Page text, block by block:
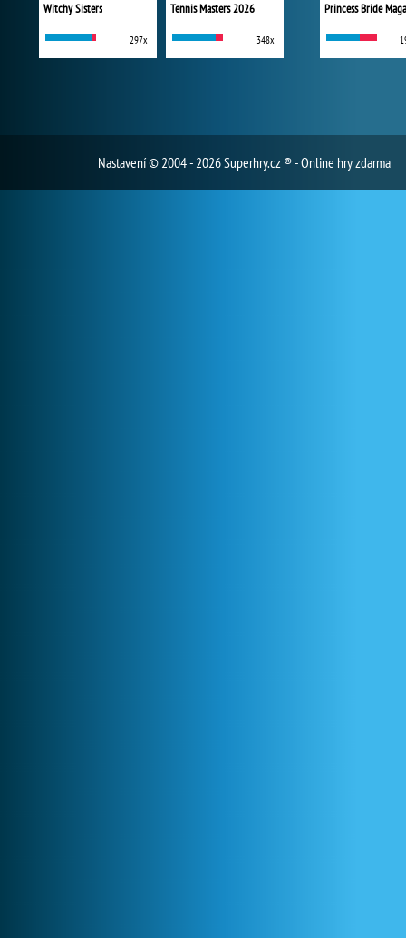
Witchy Sisters
297x
Tennis Masters 2026
348x
Princess Bride
Nastavení© 2004 - 2026 Superhry.cz ® - Online hry zdarma